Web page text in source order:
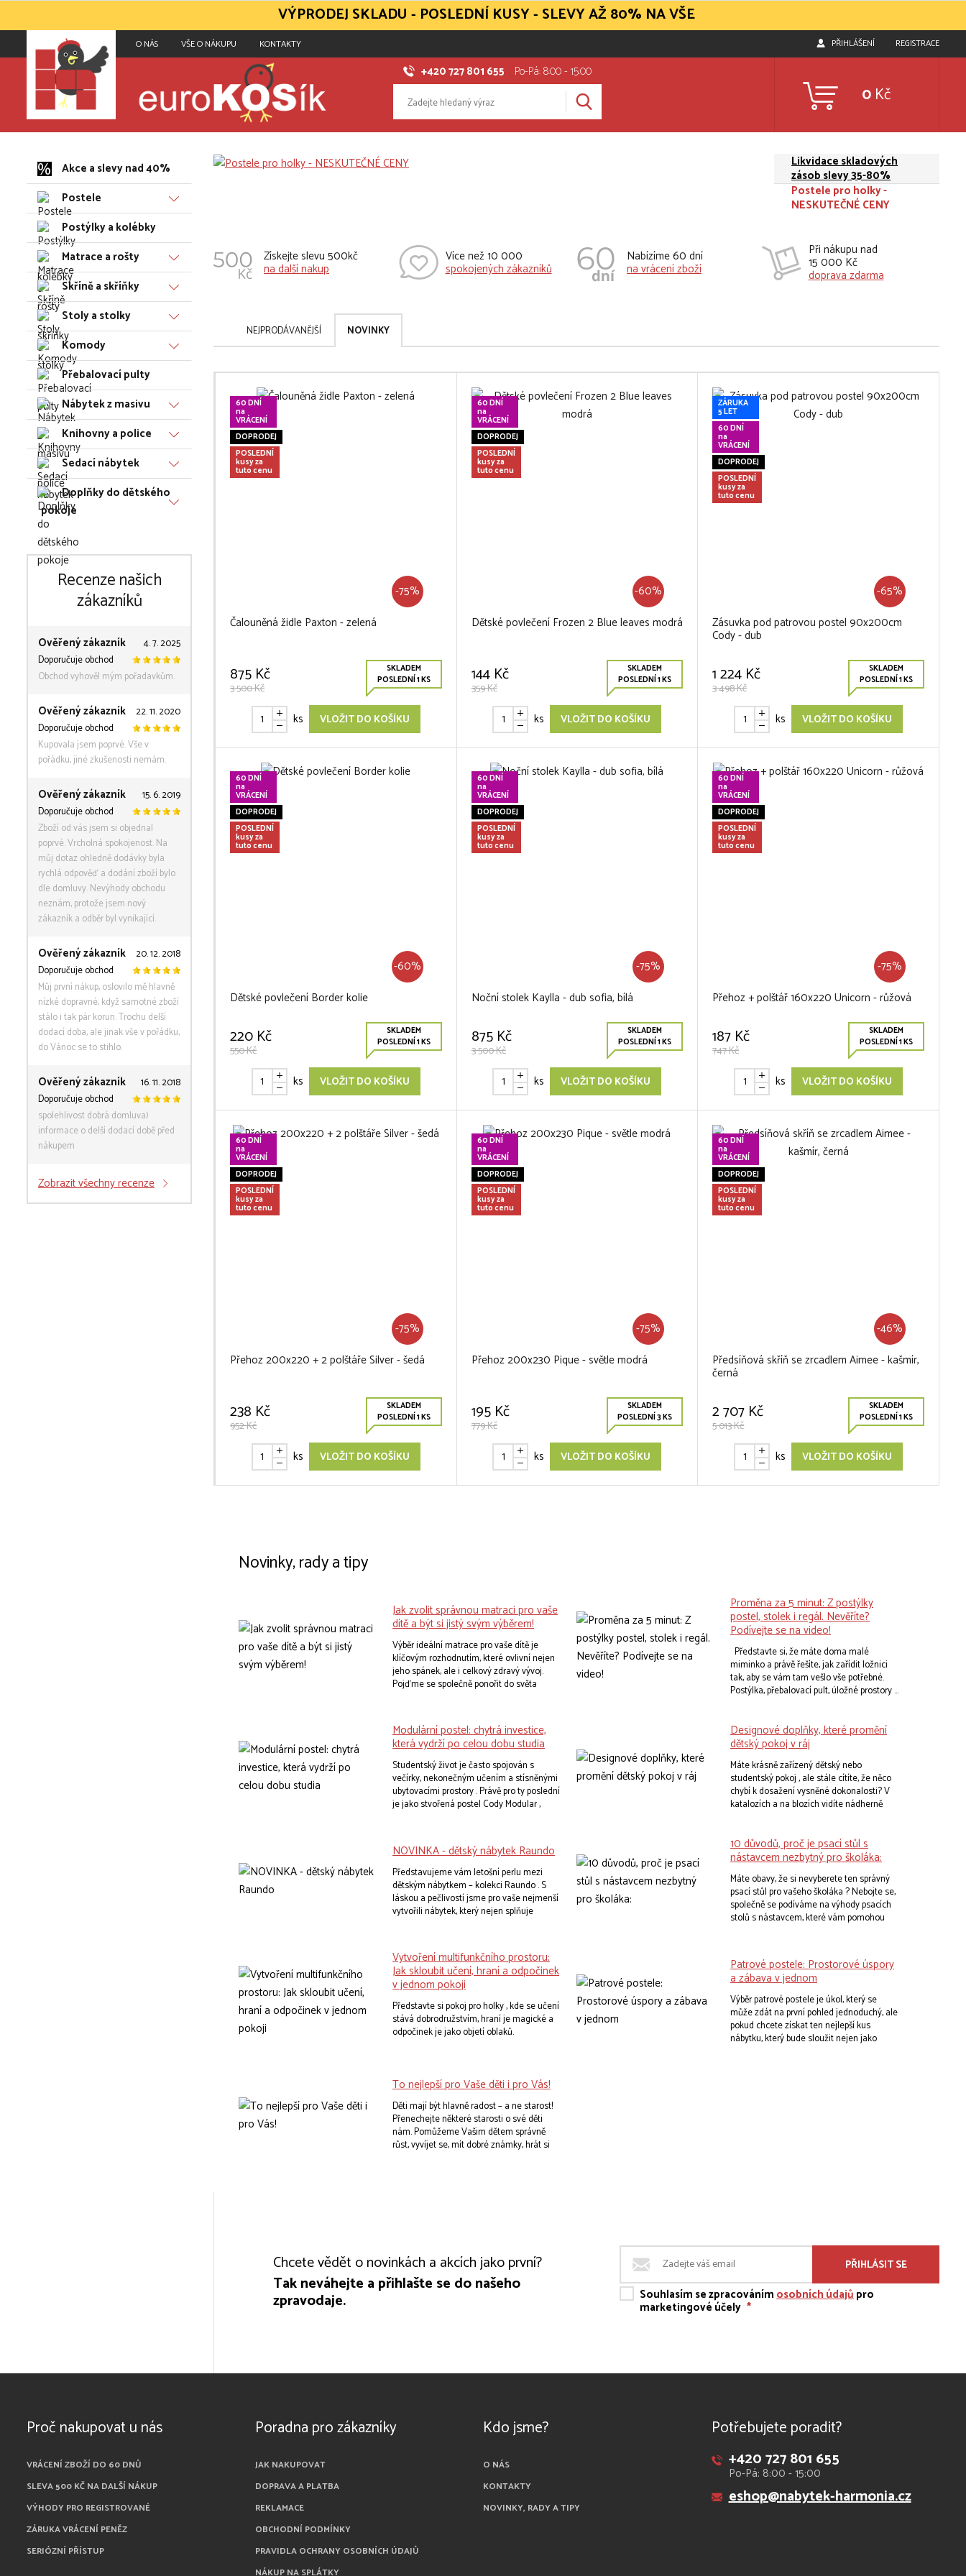
O NÁS VŠE O NÁKUPU KONTAKTY PŘIHLÁŠENÍ REGISTRACE
+420 727 801 655 Po-Pá: 8:00 - 15:00
0 Kč
Akce a slevy nad 40%
Postele
Postýlky a kolébky
Matrace a rošty
Skříně a skříňky
Stoly a stolky
Komody
Přebalovací pulty
Nábytek z masivu
Knihovny a police
Sedací nábytek
Doplňky do dětského
pokoje
Recenze našich
zákazníků
Ověřený zákazník
4. 7. 2025
Doporučuje obchod
Obchod vyhověl mým pořadavkům.
Ověřený zákazník
22. 11. 2020
Doporučuje obchod
Kupovala jsem poprvé. Vše v
pořádku, jiné zkušenosti nemám.
Ověřený zákazník
15. 6. 2019
Doporučuje obchod
Zboží od vás jsem si objednal
poprvé. Vrcholná spokojenost. Na
můj dotaz ohledně dodávky byla
rychlá odpověď a dodání zboží bylo
dle domluvy. Nevýhody obchodu
neznám, protože jsem nový
zákazník a odběr byl vynikající.
Ověřený zákazník
20. 12. 2018
Doporučuje obchod
Můj první nákup, oslovilo mě hlavně
nízké dopravné, když samotné zboží
stálo i tak pár korun. Trochu delší
dodací doba, ale jinak vše v pořádku,
do Vánoc se to stihlo.
Ověřený zákazník
16. 11. 2018
Doporučuje obchod
spolehlivost dobrá domluva)
informace o delší dodací době před
nákupem
Zobrazit všechny recenze
Likvidace skladových
zásob slevy 35-80%
Postele pro holky -
NESKUTEČNÉ CENY
Získejte slevu 500kč
na další nakup
Více než 10 000
spokojených zákazníků
Nabízíme 60 dní
na vrácení zboží
Při nákupu nad
15 000 Kč
doprava zdarma
NEJPRODÁVANĚJŠÍ NOVINKY
60 DNÍ
na
VRÁCENÍ
DOPRODEJ
POSLEDNÍ
kusy za
tuto cenu
-75%
Čalouněná židle Paxton - zelená
875 Kč
3 500 Kč
SKLADEM
POSLEDNÍ 1 KS
ks VLOŽIT DO KOŠÍKU
60 DNÍ
na
VRÁCENÍ
DOPRODEJ
POSLEDNÍ
kusy za
tuto cenu
-60%
Dětské povlečení Frozen 2 Blue leaves modrá
144 Kč
359 Kč
SKLADEM
POSLEDNÍ 1 KS
ks VLOŽIT DO KOŠÍKU
ZÁRUKA
5 LET
60 DNÍ
na
VRÁCENÍ
DOPRODEJ
POSLEDNÍ
kusy za
tuto cenu
-65%
Zásuvka pod patrovou postel 90x200cm
Cody - dub
1 224 Kč
3 498 Kč
SKLADEM
POSLEDNÍ 1 KS
ks VLOŽIT DO KOŠÍKU
60 DNÍ
na
VRÁCENÍ
DOPRODEJ
POSLEDNÍ
kusy za
tuto cenu
-60%
Dětské povlečení Border kolie
220 Kč
550 Kč
SKLADEM
POSLEDNÍ 1 KS
ks VLOŽIT DO KOŠÍKU
60 DNÍ
na
VRÁCENÍ
DOPRODEJ
POSLEDNÍ
kusy za
tuto cenu
-75%
Noční stolek Kaylla - dub sofia, bílá
875 Kč
3 500 Kč
SKLADEM
POSLEDNÍ 1 KS
ks VLOŽIT DO KOŠÍKU
60 DNÍ
na
VRÁCENÍ
DOPRODEJ
POSLEDNÍ
kusy za
tuto cenu
-75%
Přehoz + polštář 160x220 Unicorn - růžová
187 Kč
747 Kč
SKLADEM
POSLEDNÍ 1 KS
ks VLOŽIT DO KOŠÍKU
60 DNÍ
na
VRÁCENÍ
DOPRODEJ
POSLEDNÍ
kusy za
tuto cenu
-75%
Přehoz 200x220 + 2 polštáře Silver - šedá
238 Kč
952 Kč
SKLADEM
POSLEDNÍ 1 KS
ks VLOŽIT DO KOŠÍKU
60 DNÍ
na
VRÁCENÍ
DOPRODEJ
POSLEDNÍ
kusy za
tuto cenu
-75%
Přehoz 200x230 Pique - světle modrá
195 Kč
779 Kč
SKLADEM
POSLEDNÍ 3 KS
ks VLOŽIT DO KOŠÍKU
60 DNÍ
na
VRÁCENÍ
DOPRODEJ
POSLEDNÍ
kusy za
tuto cenu
-46%
Předsíňová skříň se zrcadlem Aimee - kašmír,
černá
2 707 Kč
5 013 Kč
SKLADEM
POSLEDNÍ 1 KS
ks VLOŽIT DO KOŠÍKU
Novinky, rady a tipy
Jak zvolit správnou matraci pro vaše
dítě a být si jistý svým výběrem!
Výběr ideální matrace pro vaše dítě je
klíčovým rozhodnutím, které ovlivní nejen
jeho spánek, ale i celkový zdravý vývoj.
Pojďme se společně ponořit do světa
Proměna za 5 minut: Z postýlky
postel, stolek i regál. Nevěříte?
Podívejte se na video!
Představte si, že máte doma malé
miminko a právě řešíte, jak zařídit ložnici
tak, aby se vám tam vešlo vše potřebné.
Postýlka, přebalovací pult, úložné prostory ...
nevypadalo jako v second handu. A teď si
představte, že existuje kouzelné řešení,
peněz. Řešení, které roste s vaším dítětem
a přizpůsobuje se jeho potřebám. Řešení
jménem multifunkční rostoucí postýlka .
Modulární postel: chytrá investice,
která vydrží po celou dobu studia
Studentský život je často spojován s
večírky, nekonečným učením a stísněnými
ubytovacími prostory . Právě pro ty poslední
je jako stvořená postel Cody Modular ,
Koneckonců, co víc si student může přát
než pohodlné místo k odpočinku a
dostatek prostoru pro studijní materiály ?
Designové doplňky, které promění
dětský pokoj v ráj
Máte krásně zařízený dětský nebo
studentský pokoj , ale stále cítíte, že něco
chybí k dosažení vysněné dokonalosti? V
katalozích a na blozích vidíte nádherně
jsou právě doplňky , které dokážou s
pokojem doslova čarovat.
NOVINKA - dětský nábytek Raundo
Představujeme vám letošní perlu mezi
dětským nábytkem – kolekci Raundo . S
láskou a pečlivostí jsme pro vaše nejmenší
vytvořili nábytek, který nejen splňuje
přináší do domova kus hravosti, bezpečí,
útulnosti a moderního designu.
10 důvodů, proč je psací stůl s
nástavcem nezbytný pro školáka:
Máte obavy, že si nevyberete ten správný
psací stůl pro vašeho školáka ? Nebojte se,
společně se podíváme na výhody psacích
stolů s nástavcem, které vám pomohou
nejen váš školák, ale i celá rodina.
Vytvoření multifunkčního prostoru:
Jak skloubit učení, hraní a odpočinek
v jednom pokoji
Představte si pokoj pro holky , kde se učení
stává dobrodružstvím, hraní je magické a
odpočinek je jako objetí oblaků.
Patrové postele: Prostorové úspory
a zábava v jednom
Výběr patrové postele je úkol, který se
může zdát na první pohled jednoduchý, ale
pokud chcete získat ten nejlepší kus
nábytku, který bude sloužit nejen jako
To nejlepší pro Vaše děti i pro Vás!
Děti mají být hlavně radost – a ne starost!
Přenechejte některé starosti o své děti
nám. Pomůžeme Vašim dětem správně
růst, vyvíjet se, mít dobré známky, hrát si
Chcete vědět o novinkách a akcích jako první?
Tak neváhejte a přihlašte se do našeho
zpravodaje.
PŘIHLÁSIT SE
Souhlasím se zpracovánímosobních údajůpro
marketingové účely *
Proč nakupovat u nás
VRÁCENÍ ZBOŽÍ DO 60 DNŮ
SLEVA 500 KČ NA DALŠÍ NÁKUP
VÝHODY PRO REGISTROVANÉ
ZÁRUKA VRÁCENÍ PENĚZ
SERIÓZNÍ PŘÍSTUP
Poradna pro zákazníky
JAK NAKUPOVAT
DOPRAVA A PLATBA
REKLAMACE
OBCHODNÍ PODMÍNKY
PRAVIDLA OCHRANY OSOBNÍCH ÚDAJŮ
NÁKUP NA SPLÁTKY
Kdo jsme?
O NÁS
KONTAKTY
NOVINKY, RADY A TIPY
Potřebujete poradit?
+420 727 801 655
Po-Pá: 8:00 - 15:00
eshop@nabytek-harmonia.cz
VÝPRODEJ SKLADU - POSLEDNÍ KUSY - SLEVY AŽ 80% NA VŠE